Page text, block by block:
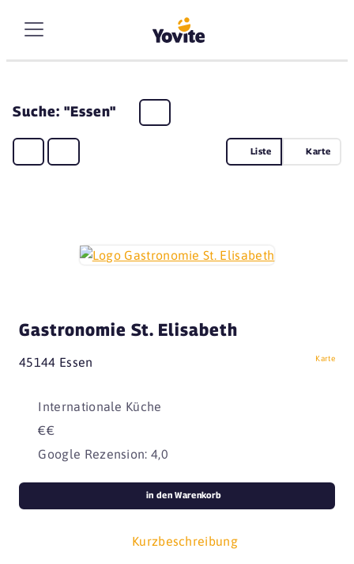
Suche: "Essen"
Liste Karte
Gastronomie St. Elisabeth
45144 Essen Karte
Internationale Küche
€€
Google Rezension: 4,0
Kurzbeschreibung
in den Warenkorb